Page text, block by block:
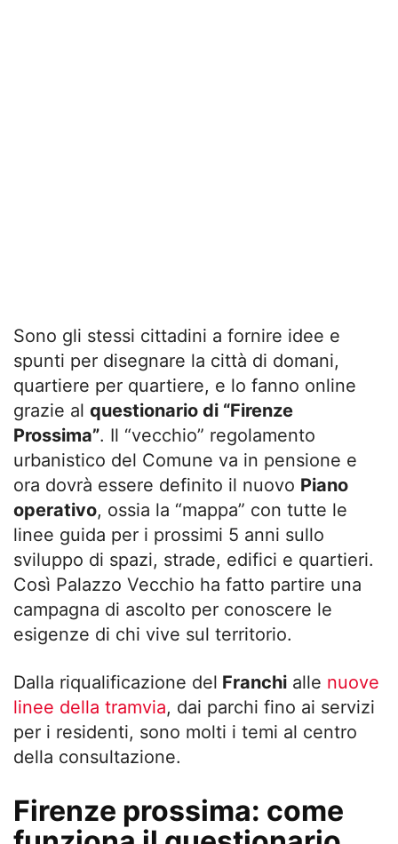
Sono gli stessi cittadini a fornire idee e
spunti per disegnare la città di domani,
quartiere per quartiere, e lo fanno online
grazie al questionario di “Firenze
Prossima”. Il “vecchio” regolamento
urbanistico del Comune va in pensione e
ora dovrà essere definito il nuovo Piano
operativo, ossia la “mappa” con tutte le
linee guida per i prossimi 5 anni sullo
sviluppo di spazi, strade, edifici e quartieri.
Così Palazzo Vecchio ha fatto partire una
campagna di ascolto per conoscere le
esigenze di chi vive sul territorio.
Dalla riqualificazione del Franchi alle nuove
linee della tramvia, dai parchi fino ai servizi
per i residenti, sono molti i temi al centro
della consultazione.
Firenze prossima: come